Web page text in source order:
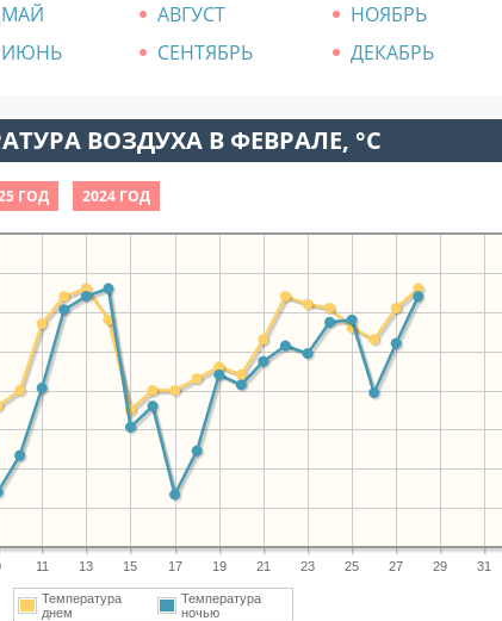
МАЙ АВГУСТ
НОЯБРЬ
ИЮНЬ СЕНТЯБРЬ ДЕКАБРЬ
ВОЗДУХА В ФЕВРАЛЕ, °C
ГОД 2024 ГОД
11 13 15 17 19 21 23 25 27 29 31
Температура
днем
Температура
ночью